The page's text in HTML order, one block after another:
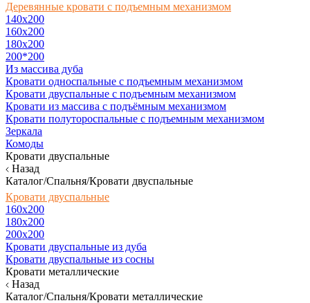
Деревянные кровати с подъемным механизмом
140x200
160х200
180х200
200*200
Из массива дуба
Кровати односпальные с подъемным механизмом
Кровати двуспальные с подъемным механизмом
Кровати из массива с подъёмным механизмом
Кровати полутороспальные с подъемным механизмом
Зеркала
Комоды
Кровати двуспальные
Назад
Каталог/Спальня/Кровати двуспальные
Кровати двуспальные
160х200
180x200
200x200
Кровати двуспальные из дуба
Кровати двуспальные из сосны
Кровати металлические
Назад
Каталог/Спальня/Кровати металлические